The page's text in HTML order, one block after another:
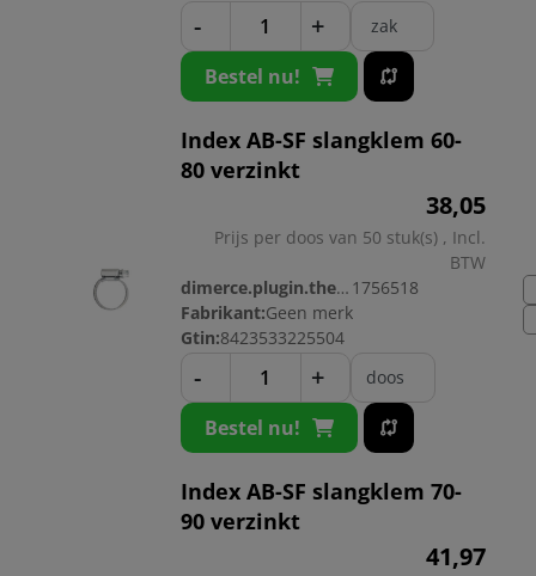
- + zak
Bestel nu!
Index AB-SF slangklem 60-
80 verzinkt
38,05
Prijs per doos van 50 stuk(s) , Incl.
BTW
dimerce.plugin.theme.productnr: 1756518
Fabrikant:Geen merk
Gtin:8423533225504
- + doos
Bestel nu!
Index AB-SF slangklem 70-
90 verzinkt
41,97